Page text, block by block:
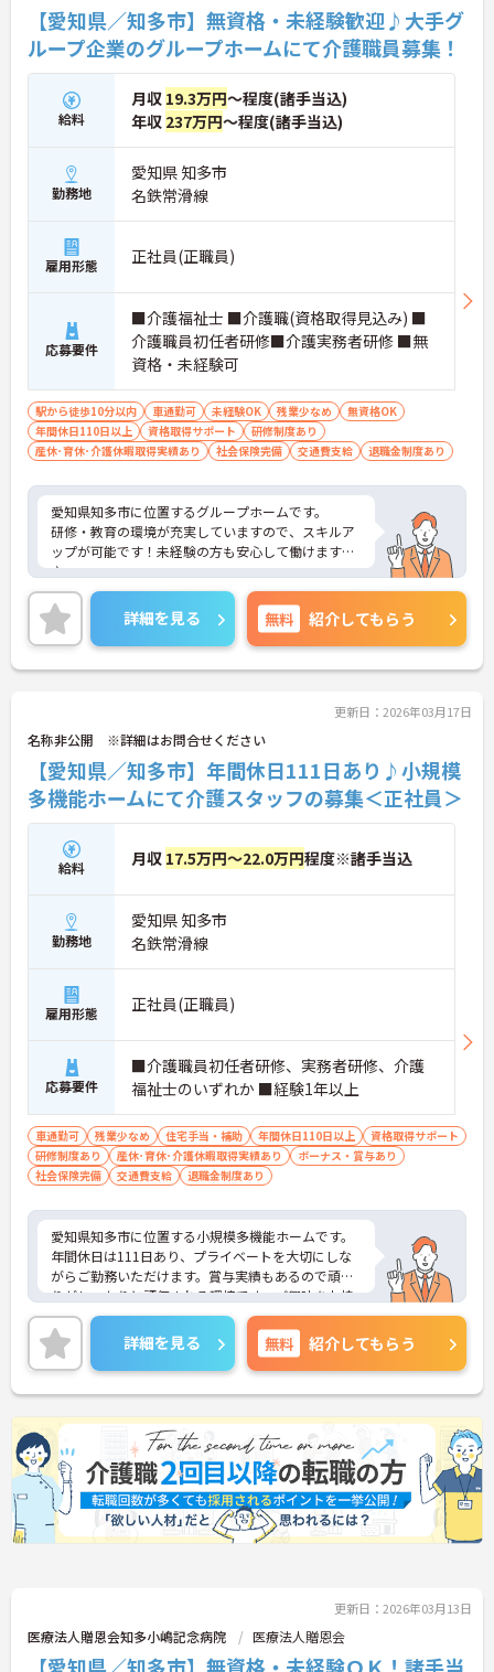
【愛知県／知多市】無資格・未経験歓迎♪大手グ
ループ企業のグループホームにて介護職員募集！
給料
月収 19.3万円～程度(諸手当込)
年収 237万円～程度(諸手当込)
勤務地
愛知県 知多市
名鉄常滑線
雇用形態 正社員(正職員)
応募要件
■介護福祉士 ■介護職(資格取得見込み) ■
介護職員初任者研修■介護実務者研修 ■無
資格・未経験可
駅から徒歩10分以内 車通勤可 未経験OK 残業少なめ
無資格OK
年間休日110日以上
資格取得サポート
研修制度あり
産休･育休･介護休暇取得実績あり
社会保険完備 交通費支給 退職金制度あり
愛知県知多市に位置するグループホームです。
研修・教育の環境が充実していますので、スキルア
ップが可能です！未経験の方も安心して働けますよ
♪
駐車場が完備されていて、マイカー通勤が可能なた
め通勤に便利です。
ご興味をお持ちの方には、詳細の情報や面接のポイ
ントをお伝えしますのでお気軽にお問い合わせくだ
さい。
詳細を見る 無料 紹介してもらう
更新日：2026年03月17日
名称非公開 ※詳細はお問合せください
【愛知県／知多市】年間休日111日あり♪小規模
多機能ホームにて介護スタッフの募集＜正社員＞
給料 月収 17.5万円～22.0万円程度※諸手当込
勤務地
愛知県 知多市
名鉄常滑線
雇用形態 正社員(正職員)
応募要件
■介護職員初任者研修、実務者研修、介護
福祉士のいずれか ■経験1年以上
車通勤可 残業少なめ 住宅手当・補助 年間休日110日以上
資格取得サポート
研修制度あり
産休･育休･介護休暇取得実績あり
ボーナス・賞与あり
社会保険完備
交通費支給 退職金制度あり
愛知県知多市に位置する小規模多機能ホームです。
年間休日は111日あり、プライベートを大切にしな
がらご勤務いただけます。賞与実績もあるので頑張
りがしっかりと評価される環境です。ご興味をお持
ちの方はお気軽にお問い合わせください。
詳細を見る 無料 紹介してもらう
更新日：2026年03月13日
医療法人贈恩会知多小嶋記念病院 医療法人贈恩会